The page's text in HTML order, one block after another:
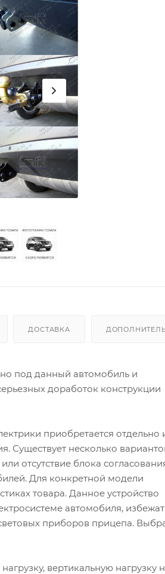
ДОСТАВКА
под данный автомобиль и
доработок конструкции
приобретается отдельно
Существует несколько
отсутствие блока
Для конкретной модели
товара. Данное устройство
автомобиля,
приборов прицепа.
вертикальную нагрузку